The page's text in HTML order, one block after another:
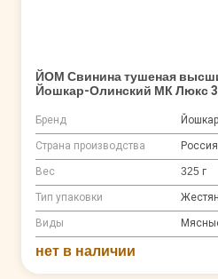
ЙОМ Свинина тушеная
Йошкар-Олинский МК Люкс
Бренд
Страна производства Россия
Вес 325 г
Тип упаковки
Виды
нет в наличии